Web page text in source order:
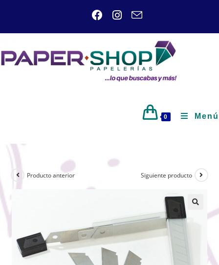
0 Menú
Producto anterior Siguiente producto